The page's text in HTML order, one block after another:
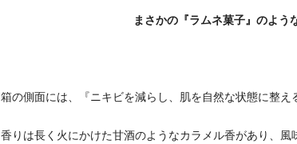
まさかの『ラムネ菓子』のよう
箱の側面には、『ニキビを減らし、肌を自然な状態に整え
香りは長く火にかけた甘酒のようなカラメル香があり、